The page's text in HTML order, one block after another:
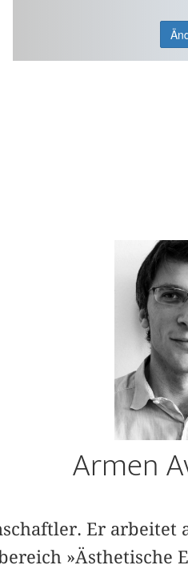
Armen
Er arbeitet
»Ästhetische